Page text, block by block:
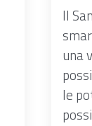
Il
una
le